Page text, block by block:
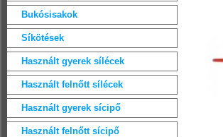
Bukósisakok
Síkötések
Használt gyerek sílécek
Használt felnőtt sílécek
Használt gyerek sícipő
Használt felnőtt sícipő